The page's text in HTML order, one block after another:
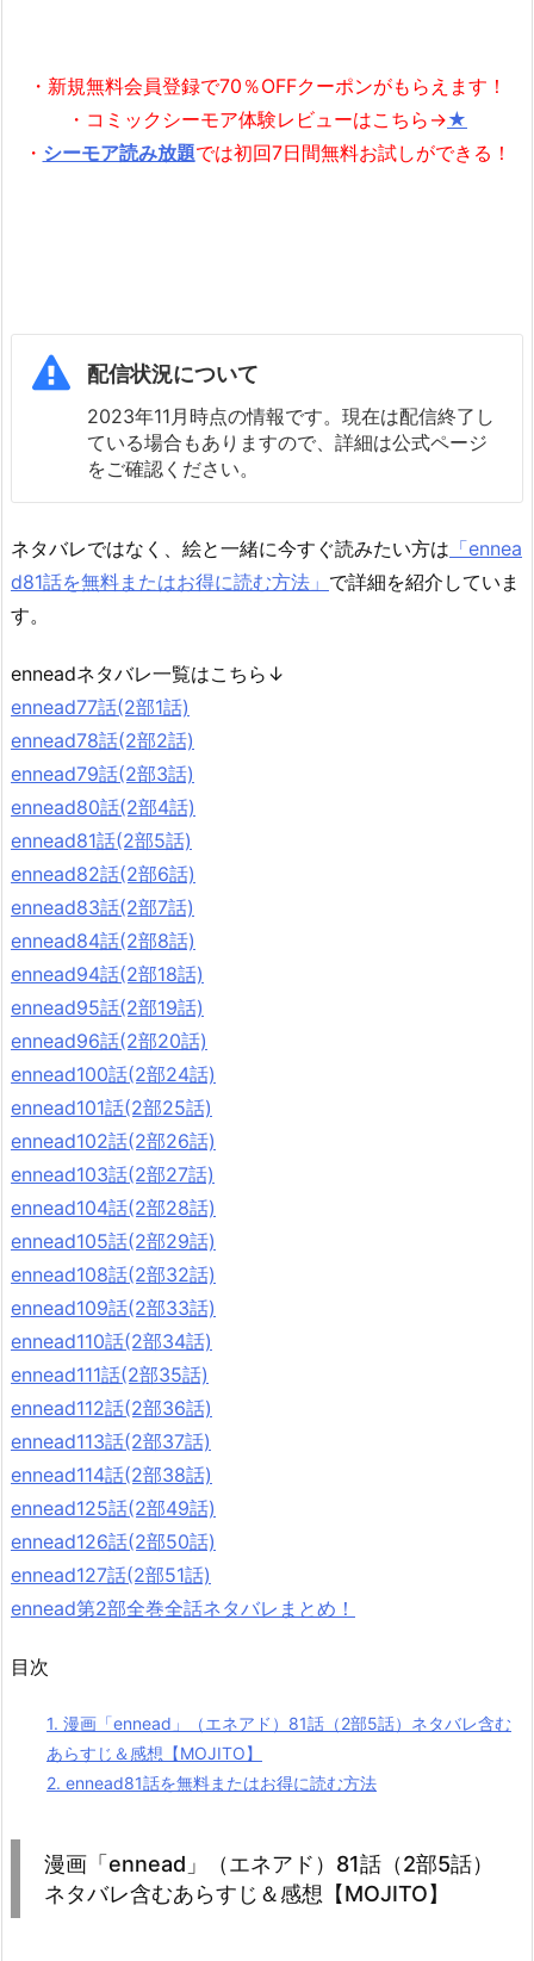
・新規無料会員登録で70％OFFクーポンがもらえます！
・コミックシーモア体験レビューはこちら→★
・ シーモア読み放題では初回7日間無料お試しができる！
配信状況について
2023年11月時点の情報です。現在は配信終了し
ている場合もありますので、詳細は公式ページ
をご確認ください。
ネタバレではなく、絵と一緒に今すぐ読みたい方は 「ennea
d81話を無料またはお得に読む方法」 で詳細を紹介していま
す。
enneadネタバレ一覧はこちら↓
ennead77話(2部1話)
ennead78話(2部2話)
ennead79話(2部3話)
ennead80話(2部4話)
ennead81話(2部5話)
ennead82話(2部6話)
ennead83話(2部7話)
ennead84話(2部8話)
ennead94話(2部18話)
ennead95話(2部19話)
ennead96話(2部20話)
ennead100話(2部24話)
ennead101話(2部25話)
ennead102話(2部26話)
ennead103話(2部27話)
ennead104話(2部28話)
ennead105話(2部29話)
ennead108話(2部32話)
ennead109話(2部33話)
ennead110話(2部34話)
ennead111話(2部35話)
ennead112話(2部36話)
ennead113話(2部37話)
ennead114話(2部38話)
ennead125話(2部49話)
ennead126話(2部50話)
ennead127話(2部51話)
ennead第2部全巻全話ネタバレまとめ！
目次
1. 漫画「ennead」（エネアド）81話（2部5話）ネタバレ含む
あらすじ＆感想【MOJITO】
2. ennead81話を無料またはお得に読む方法
漫画「ennead」（エネアド）81話（2部5話）
ネタバレ含むあらすじ＆感想【MOJITO】